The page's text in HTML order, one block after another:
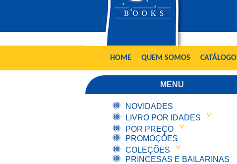
HOME QUEM SOMOS CATÁLOGO
MENU
NOVIDADES
LIVRO POR IDADES
POR PREÇO
PROMOÇÕES
COLEÇÕES
PRINCESAS E BAILARINAS